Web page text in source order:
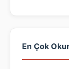
En Çok